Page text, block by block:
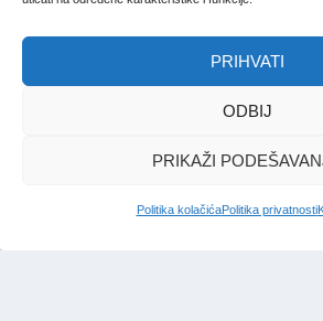
PRIHVATI
ODBIJ
PRIKAŽI
Politika kolačićaPolitika privatnosti